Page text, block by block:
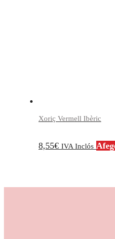
Xoriç Vermell Ibèric
8,55€ IVA Inclós